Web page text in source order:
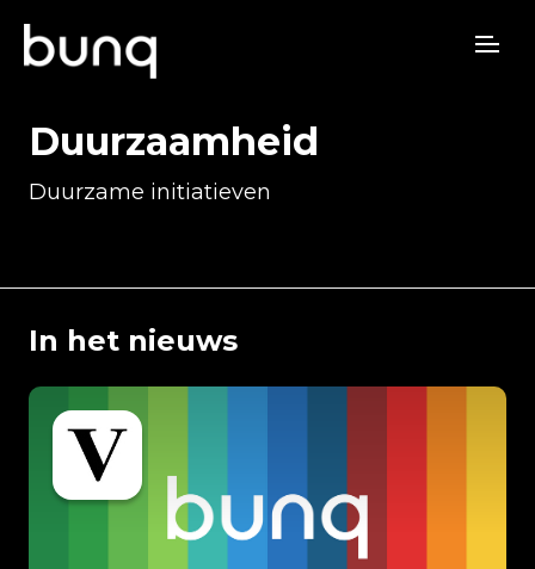
Duurzaamheid
Duurzame initiatieven
In het nieuws